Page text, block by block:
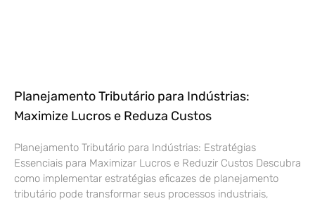
Planejamento Tributário para Indústrias:
Maximize Lucros e Reduza Custos
Planejamento Tributário para Indústrias: Estratégias
Essenciais para Maximizar Lucros e Reduzir Custos Descubra
como implementar estratégias eficazes de planejamento
tributário pode transformar seus processos industriais,